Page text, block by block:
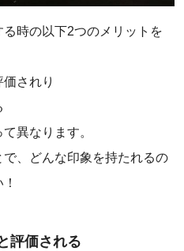
時の以下2つのメリットを
されり
異なります。
、どんな印象を持たれるの
評価される